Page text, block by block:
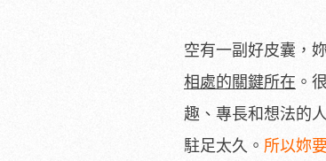
空有一副好皮囊，
相處的關鍵所在 。
趣、專長和想法的
駐足太久。 所以妳